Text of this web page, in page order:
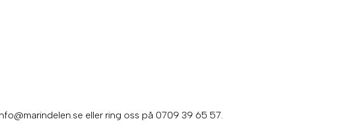
eller ring oss på 0709 39 65 57.